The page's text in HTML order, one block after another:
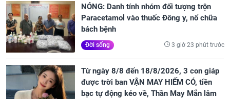
NÓNG: Danh tính nhóm đối tượng trộn
Paracetamol vào thuốc Đông y, nổ chữa
bách bệnh
Đời sống 3 giờ 23 phút trước
Từ ngày 8/8 đến 18/8/2026, 3 con giáp
được trời ban VẬN MAY HIẾM CÓ, tiền
bạc tự động kéo về, Thần May Mắn lâm